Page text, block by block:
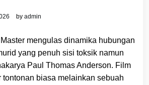
by admin
mengulas dinamika hubungan
yang penuh sisi toksik namun
Paul Thomas Anderson. Film
tontonan biasa melainkan sebuah